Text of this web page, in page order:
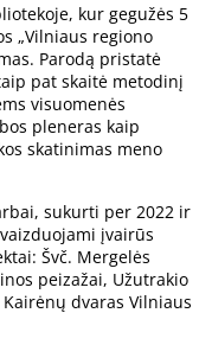
kur gegužės 5
„Vilniaus regiono
Parodą pristatė
pat skaitė metodinį
visuomenės
pleneras kaip
skatinimas meno
sukurti per 2022 ir
įvairūs
Švč. Mergelės
peizažai, Užutrakio
dvaras Vilniaus